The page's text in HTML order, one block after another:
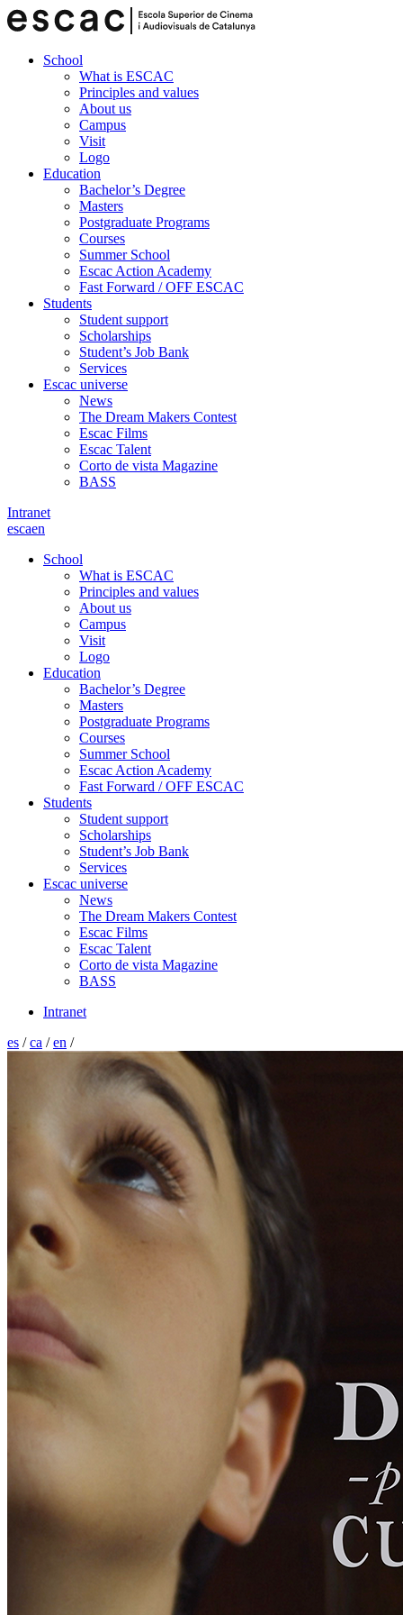
School
What is ESCAC
Principles and values
About us
Campus
Visit
Logo
Education
Bachelor’s Degree
Masters
Postgraduate Programs
Courses
Summer School
Escac Action Academy
Fast Forward / OFF ESCAC
Students
Student support
Scholarships
Student’s Job Bank
Services
Escac universe
News
The Dream Makers Contest
Escac Films
Escac Talent
Corto de vista Magazine
BASS
Intranet
escaen
School
What is ESCAC
Principles and values
About us
Campus
Visit
Logo
Education
Bachelor’s Degree
Masters
Postgraduate Programs
Courses
Summer School
Escac Action Academy
Fast Forward / OFF ESCAC
Students
Student support
Scholarships
Student’s Job Bank
Services
Escac universe
News
The Dream Makers Contest
Escac Films
Escac Talent
Corto de vista Magazine
BASS
Intranet
es /ca /en /